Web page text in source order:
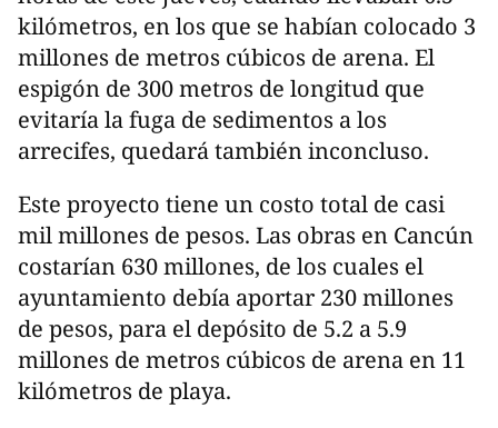
kilómetros, en los que se habían colocado 3
millones de metros cúbicos de arena. El
espigón de 300 metros de longitud que
evitaría la fuga de sedimentos a los
arrecifes, quedará también inconcluso.
Este proyecto tiene un costo total de casi
mil millones de pesos. Las obras en Cancún
costarían 630 millones, de los cuales el
ayuntamiento debía aportar 230 millones
de pesos, para el depósito de 5.2 a 5.9
millones de metros cúbicos de arena en 11
kilómetros de playa.